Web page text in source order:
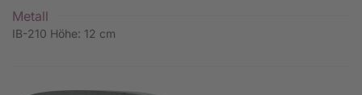
Metall
IB-210 Höhe: 12 cm